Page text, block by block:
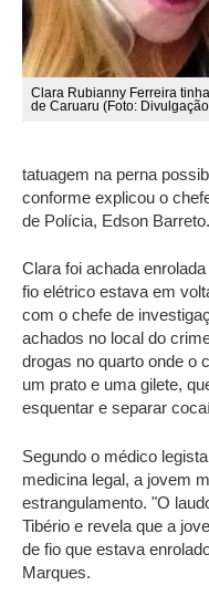
Clara Rubianny Ferreira
de Caruaru (Foto:
tatuagem na perna
conforme explicou o
de Polícia, Edson Barreto.
Clara foi achada
fio elétrico estava em
com o chefe de
achados no local do
drogas no quarto onde o
um prato e uma gilete,
esquentar e separar
Segundo o médico
medicina legal, a jovem
estrangulamento. "O
Tibério e revela que a
de fio que estava
Marques.